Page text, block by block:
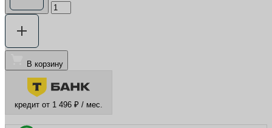
В корзину
кредит от 1 496 ₽ / мес.